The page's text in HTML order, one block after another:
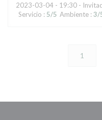
2023-03-04 - 19:30 -
Servicio : 5/5 Ambiente : 3/
1